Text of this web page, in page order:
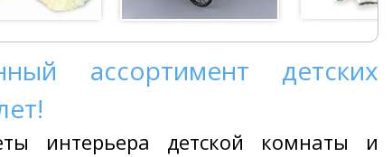
ассортимент детских
интерьера детской комнаты и